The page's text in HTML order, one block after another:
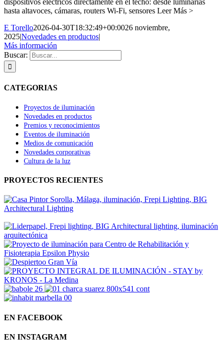
dispositivos eléctricos directamente en el techo: desde luminarias
hasta altavoces, cámaras, routers Wi-Fi, sensores Leer Más >
E Torello2026-04-30T18:32:49+00:0026 noviembre,
2025|Novedades en productos|
Más información
Buscar:
CATEGORIAS
Proyectos de iluminación
Novedades en productos
Premios y reconocimientos
Eventos de iluminación
Medios de comunicación
Novedades corporativas
Cultura de la luz
PROYECTOS RECIENTES
EN FACEBOOK
EN INSTAGRAM